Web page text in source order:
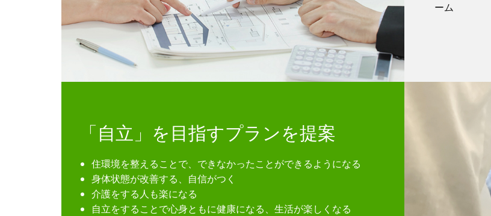
ーム
「自立」を目指すプランを提案
住環境を整えることで、できなかったことができるようになる
身体状態が改善する、自信がつく
介護をする人も楽になる
自立をすることで心身ともに健康になる、生活が楽しくなる